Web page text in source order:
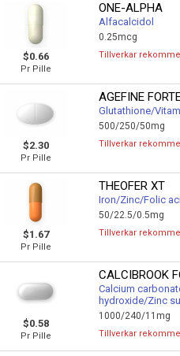
$0.66
Pr Pille
ONE-ALPHA
Alfacalcidol
0.25mcg
Tillverkar
$2.30
Pr Pille
AGEFINE
Glutathione/
500/250/50mg
Tillverkar
$1.67
Pr Pille
THEOFER XT
Iron/Zinc/Folic
50/22.5/0.5mg
Tillverkar
$0.58
Pr Pille
CALCIBROOK
Calcium
hydroxide/Zinc
1000/240/11mg
Tillverkar